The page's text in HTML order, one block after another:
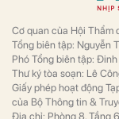
Doanh nghiệp
36.000 tỷ đồng